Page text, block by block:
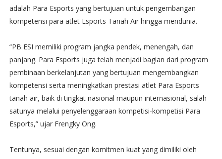
adalah Para Esports yang bertujuan untuk pengembangan
kompetensi para atlet Esports Tanah Air hingga mendunia.
“PB ESI memiliki program jangka pendek, menengah, dan
panjang. Para Esports juga telah menjadi bagian dari program
pembinaan berkelanjutan yang bertujuan mengembangkan
kompetensi serta meningkatkan prestasi atlet Para Esports
tanah air, baik di tingkat nasional maupun internasional, salah
satunya melalui penyelenggaraan kompetisi-kompetisi Para
Esports,” ujar Frengky Ong.
Tentunya, sesuai dengan komitmen kuat yang dimiliki oleh